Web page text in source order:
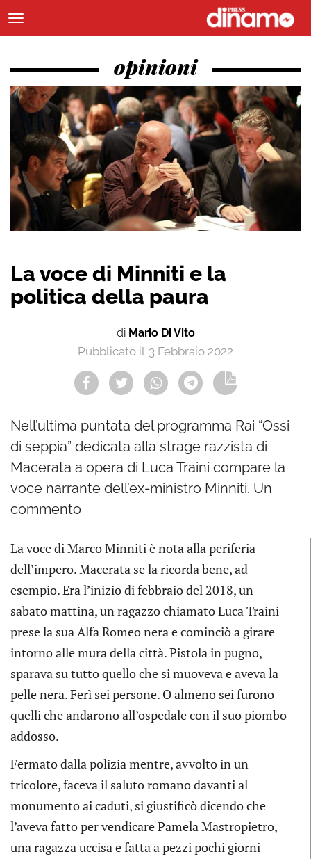
opinioni
La voce di Minniti e la
politica della paura
di Mario Di Vito
3 Febbraio 2022
Nell’ultima puntata del programma Rai “Ossi
di seppia” dedicata alla strage razzista di
Macerata a opera di Luca Traini compare la
voce narrante dell’ex-ministro Minniti. Un
commento
La voce di Marco Minniti è nota alla periferia
dell’impero. Macerata se la ricorda bene, ad
esempio. Era l’inizio di febbraio del 2018, un
sabato mattina, un ragazzo chiamato Luca Traini
prese la sua Alfa Romeo nera e cominciò a girare
intorno alle mura della città. Pistola in pugno,
sparava su tutto quello che si muoveva e aveva la
pelle nera. Ferì sei persone. O almeno sei furono
quelli che andarono all’ospedale con il suo piombo
addosso.
Fermato dalla polizia mentre, avvolto in un
tricolore, faceva il saluto romano davanti al
monumento ai caduti, si giustificò dicendo che
l’aveva fatto per vendicare Pamela Mastropietro,
una ragazza uccisa e fatta a pezzi pochi giorni